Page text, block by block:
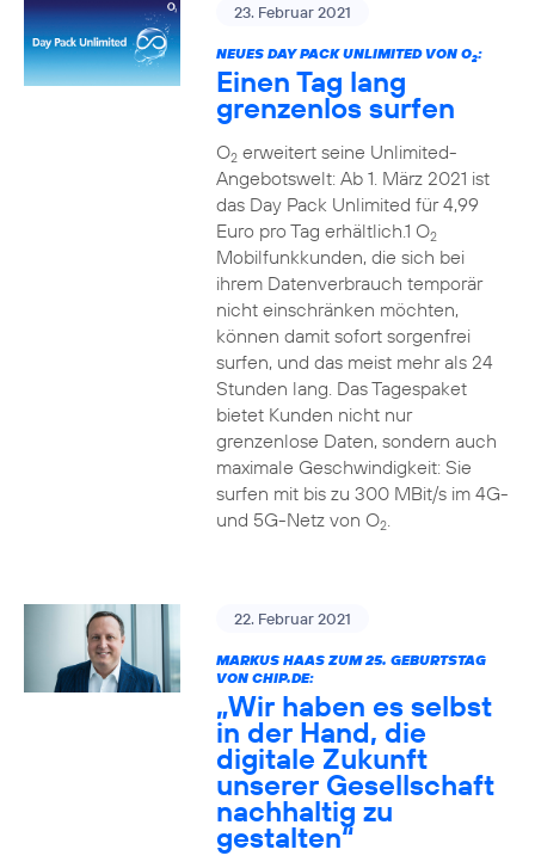
23. Februar 2021
NEUES DAY PACK UNLIMITED VON O2:
Einen Tag lang
grenzenlos surfen
O2erweitert seine Unlimited-
Angebotswelt: Ab 1. März 2021 ist
das Day Pack Unlimited für 4,99
Euro pro Tag erhältlich.1 O2
Mobilfunkkunden, die sich bei
ihrem Datenverbrauch temporär
nicht einschränken möchten,
können damit sofort sorgenfrei
surfen, und das meist mehr als 24
Stunden lang. Das Tagespaket
bietet Kunden nicht nur
grenzenlose Daten, sondern auch
maximale Geschwindigkeit: Sie
surfen mit bis zu 300 MBit/s im 4G-
und 5G-Netz von O2.
22. Februar 2021
MARKUS HAAS ZUM 25. GEBURTSTAG
VON CHIP.DE:
„Wir haben es selbst
in der Hand, die
digitale Zukunft
unserer Gesellschaft
nachhaltig zu
gestalten“